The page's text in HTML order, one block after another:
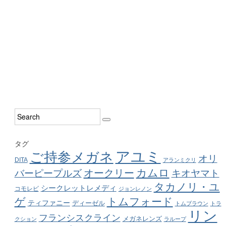
タグ
DITA ご持参メガネ アユミ アランミクリ
オリ
バーピープルズ オークリー カムロ キオヤマト
コモレビ シークレットレメディ ジョンレノン タカノリ・ユ
ゲ ティファニー ディーゼル トムフォード トムブラウン トラ
クション フランシスクライン メガネレンズ ラループ
リン